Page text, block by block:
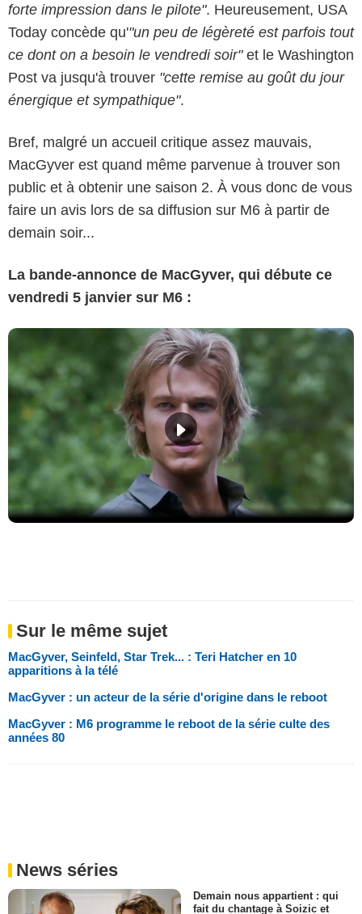
forte impression dans le pilote". Heureusement, USA
Today concède qu'"un peu de légèreté est parfois tout
ce dont on a besoin le vendredi soir"et le Washington
Post va jusqu'à trouver "cette remise au goût du jour
énergique et sympathique".
Bref, malgré un accueil critique assez mauvais,
MacGyver est quand même parvenue à trouver son
public et à obtenir une saison 2. À vous donc de vous
faire un avis lors de sa diffusion sur M6 à partir de
demain soir...
La bande-annonce de MacGyver, qui débute ce
vendredi 5 janvier sur M6 :
Sur le même sujet
MacGyver, Seinfeld, Star Trek... : Teri Hatcher en 10
apparitions à la télé
MacGyver : un acteur de la série d'origine dans le reboot
MacGyver : M6 programme le reboot de la série culte des
années 80
News séries
Demain nous appartient : qui
fait du chantage à Soizic et